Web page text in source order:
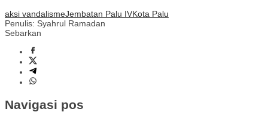
aksi vandalismeJembatan Palu IVKota Palu
Penulis: Syahrul Ramadan
Sebarkan
Navigasi pos